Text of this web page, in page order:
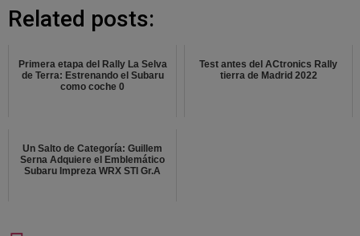
Related posts:
Primera etapa del Rally La Selva
de Terra: Estrenando el Subaru
como coche 0
Test antes del ACtronics Rally
tierra de Madrid 2022
Un Salto de Categoría: Guillem
Serna Adquiere el Emblemático
Subaru Impreza WRX STI Gr.A